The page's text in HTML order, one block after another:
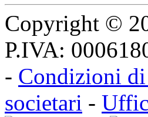
Copyright ©
P.IVA:
- Condizioni
societari -